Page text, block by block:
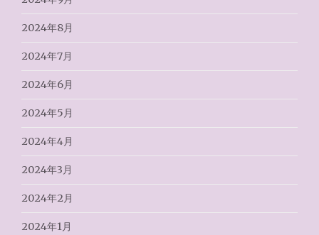
2024年8月
2024年7月
2024年6月
2024年5月
2024年4月
2024年3月
2024年2月
2024年1月